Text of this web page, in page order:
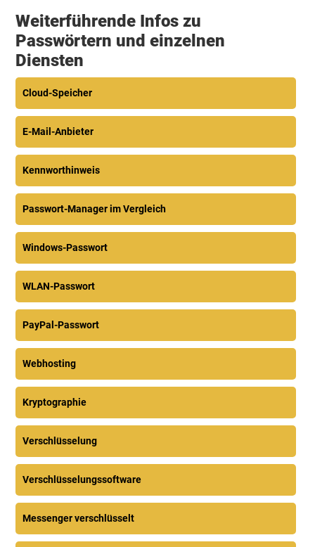
Weiterführende Infos zu
Passwörtern und einzelnen
Diensten
Cloud-Speicher
E-Mail-Anbieter
Kennworthinweis
Passwort-Manager im Vergleich
Windows-Passwort
WLAN-Passwort
PayPal-Passwort
Webhosting
Kryptographie
Verschlüsselung
Verschlüsselungssoftware
Messenger verschlüsselt